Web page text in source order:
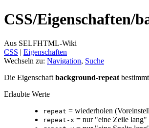
CSS/Eigenschaften/
Aus SELFHTML-Wiki
CSS ‎ | Eigenschaften
Wechseln zu: Navigation, Suche
Die Eigenschaft background-repeat
Erlaubte Werte
repeat = wiederholen
repeat-x = nur "eine Zeile lang"